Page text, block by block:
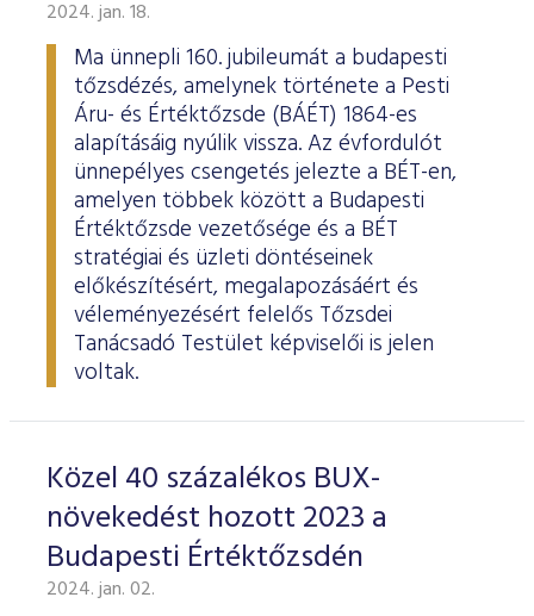
ESG Útmutató
2024. jan. 18.
Ma ünnepli 160. jubileumát a budapesti
tőzsdézés, amelynek története a Pesti
Áru- és Értéktőzsde (BÁÉT) 1864-es
alapításáig nyúlik vissza. Az évfordulót
ünnepélyes csengetés jelezte a BÉT-en,
amelyen többek között a Budapesti
Értéktőzsde vezetősége és a BÉT
stratégiai és üzleti döntéseinek
előkészítésért, megalapozásáért és
véleményezésért felelős Tőzsdei
Tanácsadó Testület képviselői is jelen
voltak.
Közel 40 százalékos BUX-
növekedést hozott 2023 a
Budapesti Értéktőzsdén
2024. jan. 02.